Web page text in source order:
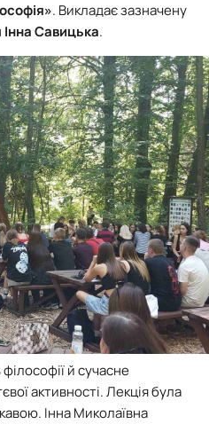
. Викладає зазначену
Інна Савицька.
й сучасне
активності. Лекція була
Інна Миколаївна